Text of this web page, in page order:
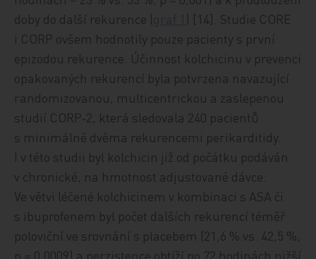
doby do další rekurence (
) [14]. Studie CORE
i CORP ovšem hodnotily pouze pacienty s první
epizodou rekurence. Účinnost kolchicinu v prevenci
opakovaných rekurencí byla potvrzena navazující
randomizovanou, multicentrickou a zaslepenou
studií CORP‑2, která sledovala 240 pacientů
s minimálně dvěma rekurencemi perikarditidy.
I v této studii byl kolchicin již od počátku podáván
v chronické, na hmotnost adjustované dávce.
Ve větvi léčené kolchicinem v kombinaci s ASA či
s ibuprofenem byl počet dalších rekurencí téměř
poloviční ve srovnání s placebem (21,6 % vs. 42,5 %,
p = 0,0009) a perzistence obtíží po 72 hodinách nižší